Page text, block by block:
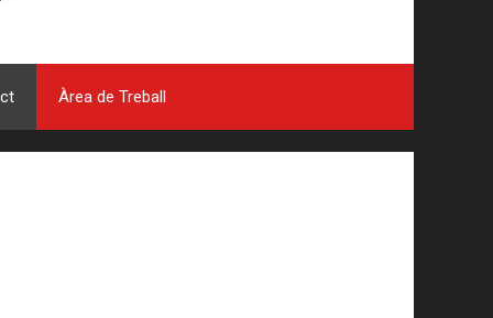
Àrea de Treball